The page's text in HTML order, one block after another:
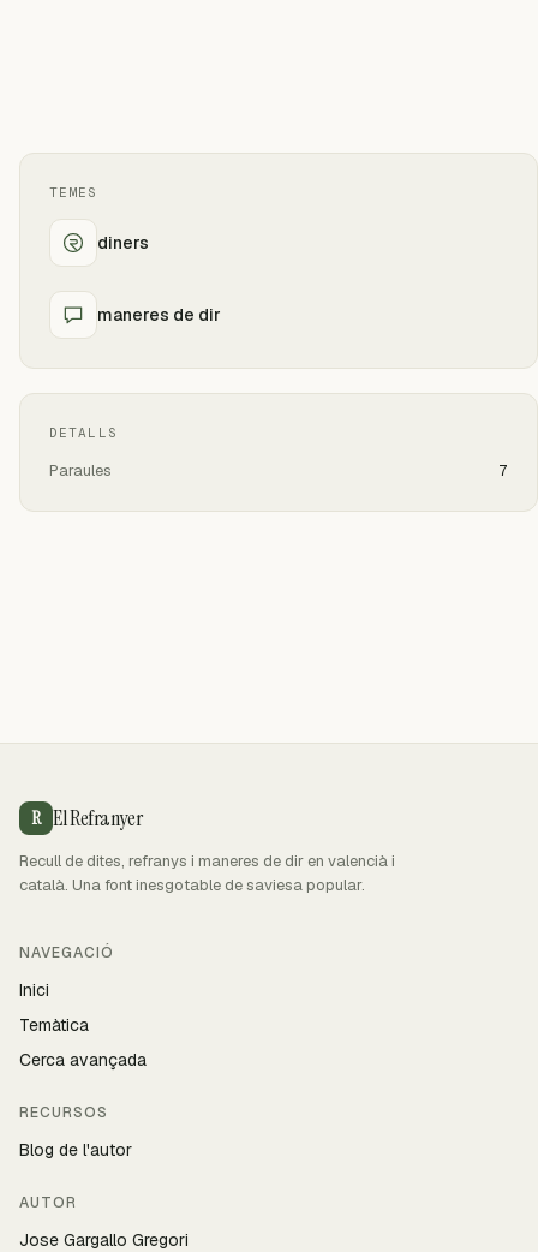
TEMES
diners
maneres de dir
DETALLS
Paraules 7
R El Refranyer
Recull de dites, refranys i maneres de dir en valencià i
català. Una font inesgotable de saviesa popular.
NAVEGACIÓ
Inici
Temàtica
Cerca avançada
RECURSOS
Blog de l'autor
AUTOR
Jose Gargallo Gregori